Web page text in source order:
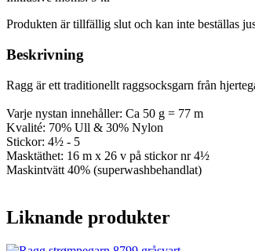
Produkten är tillfällig slut och kan inte beställas
Beskrivning
Ragg är ett traditionellt raggsocksgarn från
Varje nystan innehåller: Ca 50 g = 77 m
Kvalité: 70% Ull & 30% Nylon
Stickor: 4½ - 5
Masktäthet: 16 m x 26 v på stickor nr 4½
Maskintvätt 40% (superwashbehandlat)
Liknande produkter